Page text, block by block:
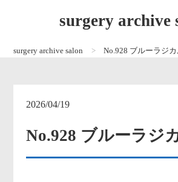
surgery archive
surgery archive salon No.928 ブルーラジ
2026/04/19
No.928 ブルーラジ